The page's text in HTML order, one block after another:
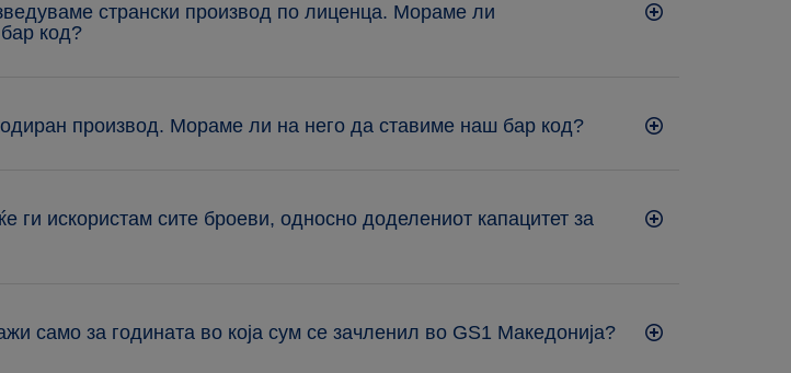
странски производ по лиценца. Мораме ли
код?
производ. Мораме ли на него да ставиме наш бар код?
ги искористам сите броеви, односно доделениот капацитет за
само за годината во која сум се зачленил во GS1 Македонија?